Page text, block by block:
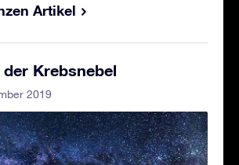
Artikel
Krebsnebel
2019